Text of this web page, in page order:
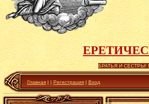
Е
БРАТЬЯ И СЕСТРЫ!
Главная | | Регистрация | Вход